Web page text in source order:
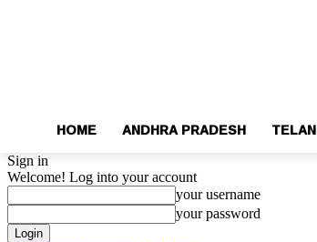
HOME ANDHRA PRADESH
Sign in
Welcome! Log into your account
your username
your password